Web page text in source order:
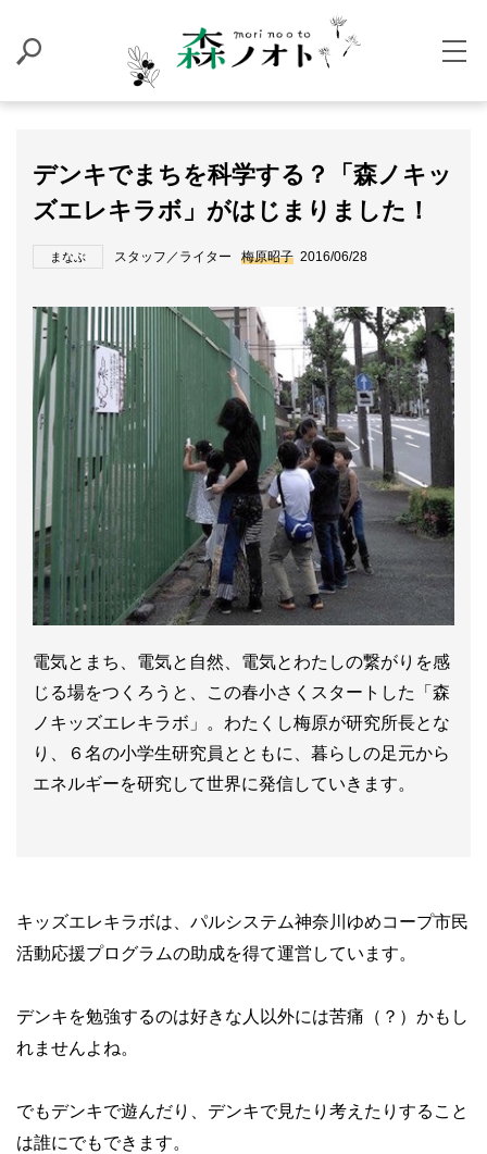
デンキでまちを科学する？「森ノキッ
ズエレキラボ」がはじまりました！
まなぶ スタッフ／ライター 梅原昭子 2016/06/28
電気とまち、電気と自然、電気とわたしの繋がりを感
じる場をつくろうと、この春小さくスタートした「森
ノキッズエレキラボ」。わたくし梅原が研究所長とな
り、６名の小学生研究員とともに、暮らしの足元から
エネルギーを研究して世界に発信していきます。
キッズエレキラボは、パルシステム神奈川ゆめコープ市民
活動応援プログラムの助成を得て運営しています。
デンキを勉強するのは好きな人以外には苦痛（？）かもし
れませんよね。
でもデンキで遊んだり、デンキで見たり考えたりすること
は誰にでもできます。